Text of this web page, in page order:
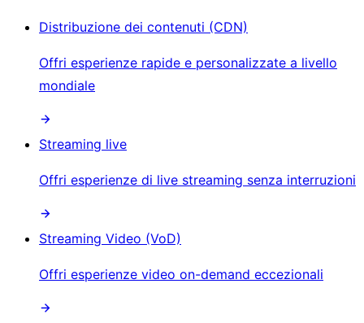
Distribuzione dei contenuti (CDN)
Offri esperienze rapide e personalizzate a livello
mondiale
Streaming live
Offri esperienze di live streaming senza interruzioni
Streaming Video (VoD)
Offri esperienze video on-demand eccezionali